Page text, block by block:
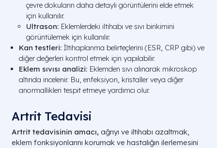
çevre dokuların daha detaylı görüntülerini elde etmek
için kullanılır.
Ultrason: Eklemlerdeki iltihabı ve sıvı birikimini
görüntülemek için kullanılır.
Kan testleri: İltihaplanma belirteçlerini (ESR, CRP gibi) ve
diğer değerleri kontrol etmek için yapılabilir.
Eklem sıvısı analizi: Eklemden sıvı alınarak mikroskop
altında incelenir. Bu, enfeksiyon, kristaller veya diğer
anormallikleri tespit etmeye yardımcı olur.
Artrit Tedavisi
Artrit tedavisinin amacı, ağrıyı ve iltihabı azaltmak,
eklem fonksiyonlarını korumak ve hastalığın ilerlemesini